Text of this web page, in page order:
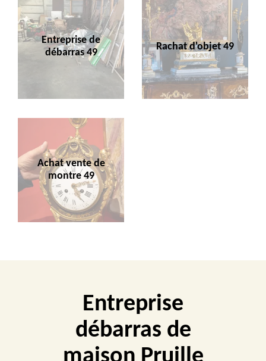
Entreprise de
débarras 49
Rachat d'objet 49
Achat vente de
montre 49
Entreprise
débarras de